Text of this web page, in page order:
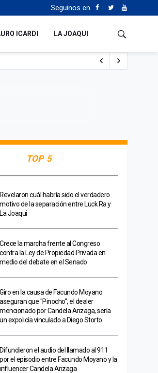
Seguinos en
ICARDI LA JOAQUI
TOP 5
Revelaron cuál habría sido el verdadero
motivo de la separación entre Luck Ra y
La Joaqui
Crece la marcha frente al Congreso
contra la Ley de Propiedad Privada en
medio del debate en el Senado
Giro en la causa de Facundo Moyano:
aseguran que "Pinocho", el dealer
mencionado por Candela Arizaga, sería
un expolicía vinculado a Diego Storto
Difundieron el audio del llamado al 911
por el episodio entre Facundo Moyano y la
influencer Candela Arizaga